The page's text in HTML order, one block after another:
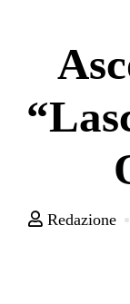
Redazione